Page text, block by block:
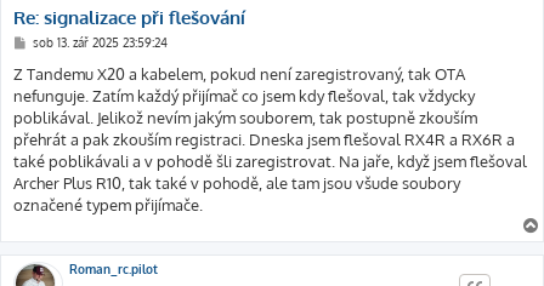
Re: signalizace při flešování
P
í
s
p
ě
v
e
k
sob 13. zář 2025 23:59:24
Z Tandemu X20 a kabelem, pokud není zaregistrovaný, tak OTA
nefunguje. Zatím každý přijímač co jsem kdy flešoval, tak vždycky
poblikával. Jelikož nevím jakým souborem, tak postupně zkouším
přehrát a pak zkouším registraci. Dneska jsem flešoval RX4R a RX6R a
také poblikávali a v pohodě šli zaregistrovat. Na jaře, když jsem flešoval
Archer Plus R10, tak také v pohodě, ale tam jsou všude soubory
označené typem přijímače.
Roman_rc.pilot